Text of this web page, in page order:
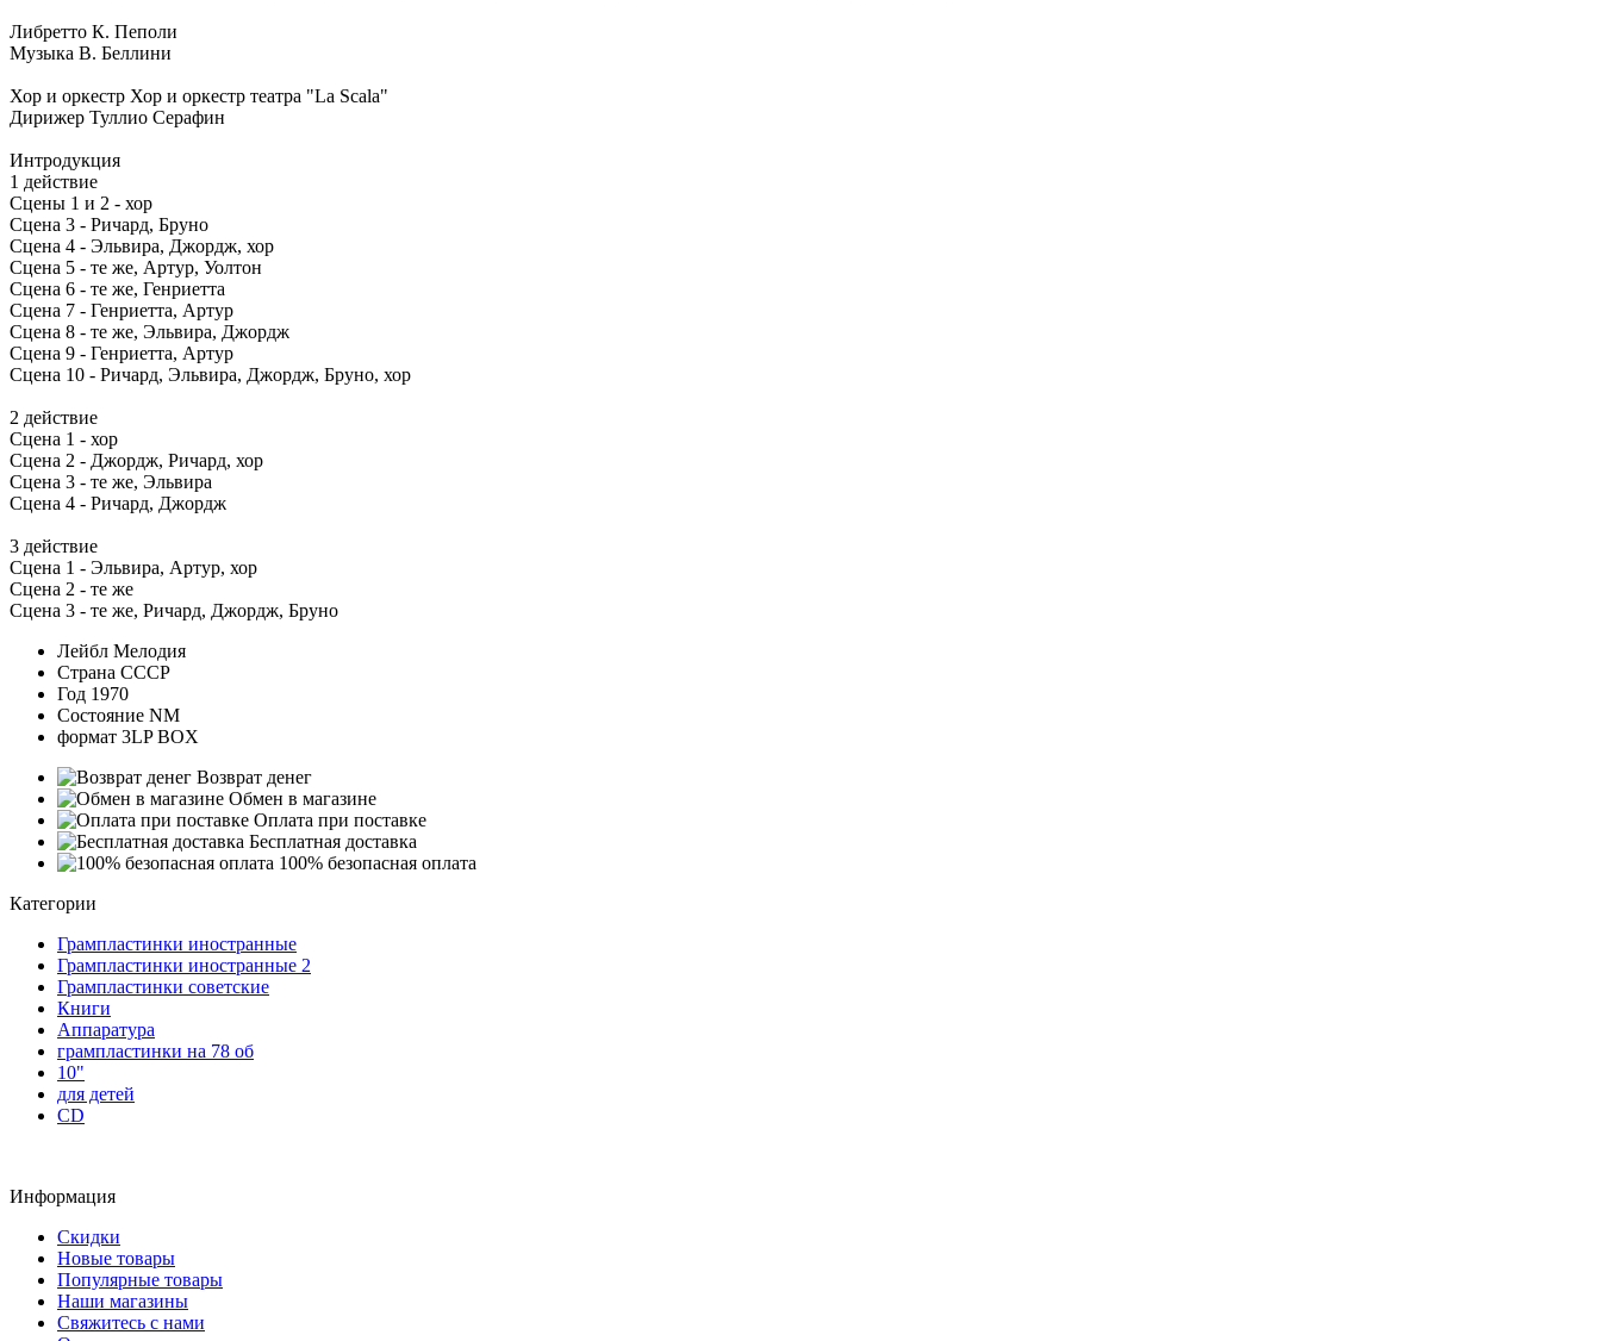
Либретто К. Пеполи
Музыка В. Беллини
Хор и оркестр Хор и оркестр театра "La Scala"
Дирижер Туллио Серафин
Интродукция
1 действие
Сцены 1 и 2 - хор
Сцена 3 - Ричард, Бруно
Сцена 4 - Эльвира, Джордж, хор
Сцена 5 - те же, Артур, Уолтон
Сцена 6 - те же, Генриетта
Сцена 7 - Генриетта, Артур
Сцена 8 - те же, Эльвира, Джордж
Сцена 9 - Генриетта, Артур
Сцена 10 - Ричард, Эльвира, Джордж, Бруно, хор
2 действие
Сцена 1 - хор
Сцена 2 - Джордж, Ричард, хор
Сцена 3 - те же, Эльвира
Сцена 4 - Ричард, Джордж
3 действие
Сцена 1 - Эльвира, Артур, хор
Сцена 2 - те же
Сцена 3 - те же, Ричард, Джордж, Бруно
Лейбл Мелодия
Страна СССР
Год 1970
Состояние NM
формат 3LP BOX
Возврат денег
Обмен в магазине
Оплата при поставке
Бесплатная доставка
100% безопасная оплата
Категории
Грампластинки иностранные
Грампластинки иностранные 2
Грампластинки советские
Книги
Аппаратура
грампластинки на 78 об
10"
для детей
CD
Информация
Скидки
Новые товары
Популярные товары
Наши магазины
Свяжитесь с нами